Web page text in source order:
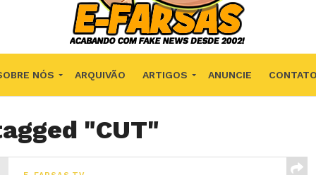
NÓS ARQUIVÃO ARTIGOS ANUNCIE CONTATO
"CUT"